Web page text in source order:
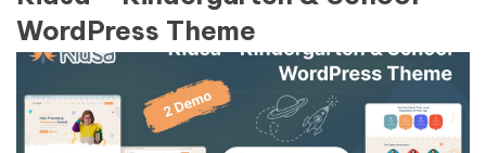
WordPress Theme